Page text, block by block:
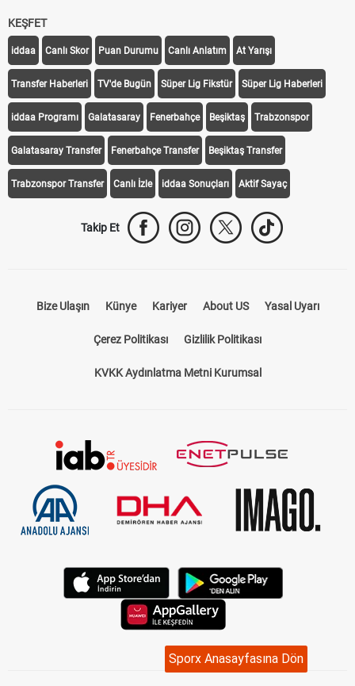
Sporx Anasayfasına Dön
KEŞFET
iddaa Canlı Skor Puan Durumu Canlı Anlatım At Yarışı
Transfer Haberleri TV'de Bugün Süper Lig Fikstür Süper Lig Haberleri
iddaa Programı Galatasaray Fenerbahçe Beşiktaş Trabzonspor
Galatasaray Transfer Fenerbahçe Transfer Beşiktaş Transfer
Trabzonspor Transfer Canlı İzle iddaa Sonuçları Aktif Sayaç
Takip Et
Bize Ulaşın Künye Kariyer About US Yasal Uyarı
Çerez Politikası Gizlilik Politikası
KVKK Aydınlatma Metni Kurumsal